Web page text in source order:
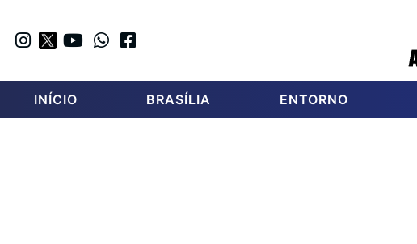
INÍCIO BRASÍLIA ENTORNO